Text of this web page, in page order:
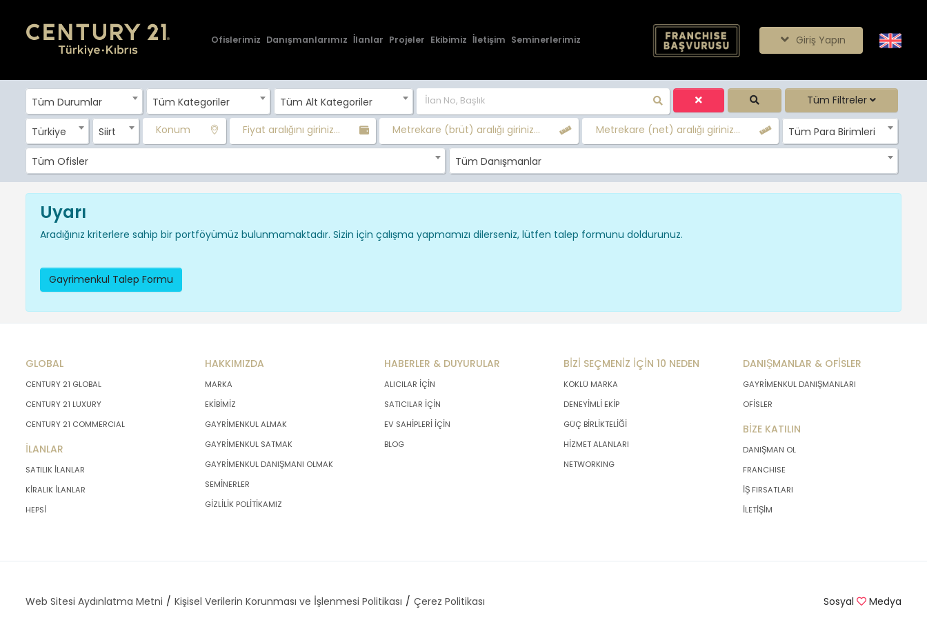
Ofislerimiz Danışmanlarımız İlanlar Projeler Ekibimiz İletişim Seminerlerimiz Giriş Yapın
Tüm Durumlar Tüm Kategoriler Tüm Alt Kategoriler Tüm Filtreler
Türkiye Siirt Konum Fiyat aralığını giriniz... Metrekare (brüt) aralığı giriniz... Metrekare (net) aralığı giriniz... Tüm Para Birimleri
Tüm Ofisler Tüm Danışmanlar
Uyarı
Aradığınız kriterlere sahip bir portföyümüz bulunmamaktadır. Sizin için çalışma yapmamızı dilerseniz, lütfen talep formunu doldurunuz.
Gayrimenkul Talep Formu
GLOBAL
CENTURY 21 GLOBAL
CENTURY 21 LUXURY
CENTURY 21 COMMERCIAL
İLANLAR
SATILIK İLANLAR
KİRALIK İLANLAR
HEPSİ
HAKKIMIZDA
MARKA
EKİBİMİZ
GAYRİMENKUL ALMAK
GAYRİMENKUL SATMAK
GAYRİMENKUL DANIŞMANI OLMAK
SEMİNERLER
GİZLİLİK POLİTİKAMIZ
HABERLER & DUYURULAR
ALICILAR İÇİN
SATICILAR İÇİN
EV SAHİPLERİ İÇİN
BLOG
BİZİ SEÇMENİZ İÇİN 10 NEDEN
KÖKLÜ MARKA
DENEYİMLİ EKİP
GÜÇ BİRLİKTELİĞİ
HİZMET ALANLARI
NETWORKING
DANIŞMANLAR & OFİSLER
GAYRİMENKUL DANIŞMANLARI
OFİSLER
BİZE KATILIN
DANIŞMAN OL
FRANCHISE
İŞ FIRSATLARI
İLETİŞİM
Web Sitesi Aydınlatma Metni Kişisel Verilerin Korunması ve İşlenmesi Politikası Çerez Politikası Sosyal Medya